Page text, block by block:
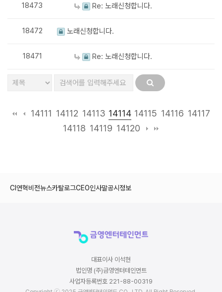
18473 Re: 노래신청합니다.
18472 노래신청합니다.
18471 Re: 노래신청합니다.
14111 14112 14113 14114 14115 14116 14117
14118 14119 14120
CI 연혁비전뉴스카탈로그CEO인사말공시정보
대표이사 이석현
법인명 (주)금영엔터테인먼트
사업자등록번호 221-88-00319